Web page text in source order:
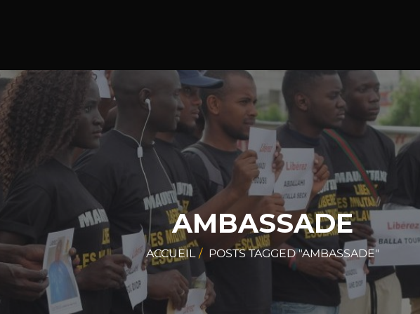
AMBASSADE
ACCUEIL POSTS TAGGED "AMBASSADE"